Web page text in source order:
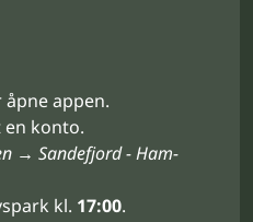
åpne appen.
konto.
→ Sandefjord - Ham-
kl. 17:00.